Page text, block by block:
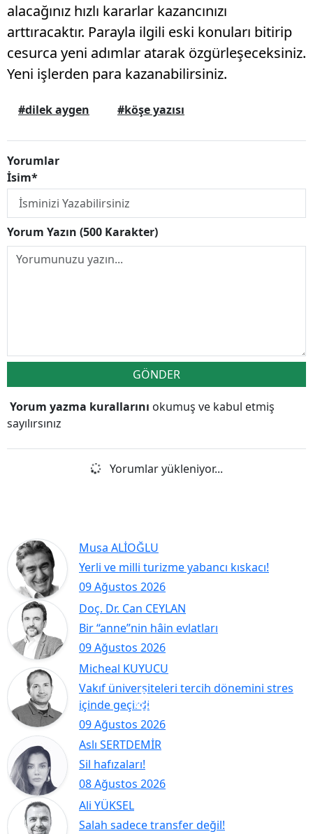
alacağınız hızlı kararlar kazancınızı
arttıracaktır. Parayla ilgili eski konuları bitirip
cesurca yeni adımlar atarak özgürleşeceksiniz.
Yeni işlerden para kazanabilirsiniz.
#dilek aygen #köşe yazısı
Yorumlar
İsim*
Yorum Yazın (500 Karakter)
GÖNDER
Yorum yazma kurallarını okumuş ve kabul etmiş
sayılırsınız
Yorumlar yükleniyor...
Musa ALİOĞLU
09 Ağustos 2026
Yerli ve milli turizme yabancı kıskacı!
Doç. Dr. Can CEYLAN
09 Ağustos 2026
Bir “anne”nin hâin evlatları
Micheal KUYUCU
09 Ağustos 2026
Vakıf üniversiteleri tercih dönemini stres
içinde geçirdi
Aslı SERTDEMİR
08 Ağustos 2026
Sil hafızaları!
Ali YÜKSEL
Salah sadece transfer değil!